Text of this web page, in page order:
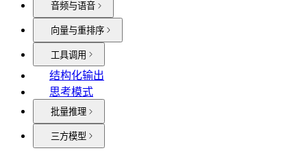
音频与语音
向量与重排序
工具调用
结构化输出
思考模式
批量推理
三方模型